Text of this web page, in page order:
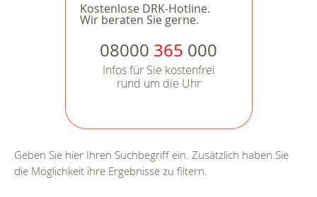
Kostenlose DRK-Hotline.
Wir beraten Sie gerne.
08000 365 000
Infos für Sie kostenfrei
rund um die Uhr
Geben Sie hier Ihren Suchbegriff ein. Zusätzlich haben Sie
die Möglichkeit ihre Ergebnisse zu filtern.